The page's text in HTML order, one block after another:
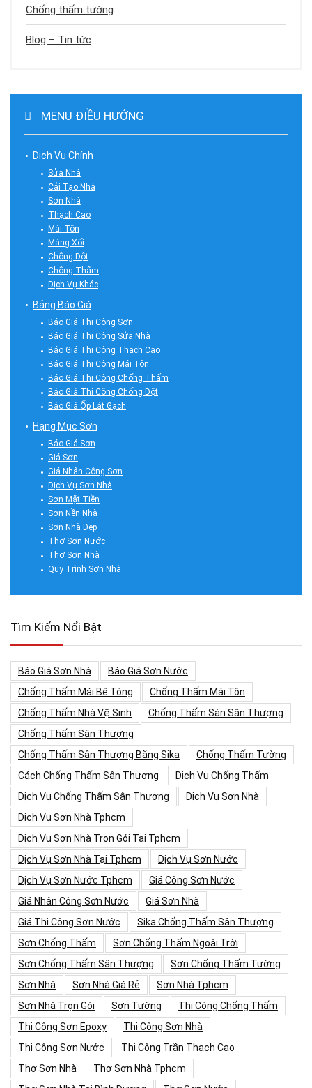
Chống thấm tường
Blog – Tin tức
MENU ĐIỀU HƯỚNG
Dịch Vụ Chính
Sửa Nhà
Cải Tạo Nhà
Sơn Nhà
Thạch Cao
Mái Tôn
Máng Xối
Chống Dột
Chống Thấm
Dịch Vụ Khác
Bảng Báo Giá
Báo Giá Thi Công Sơn
Báo Giá Thi Công Sửa Nhà
Báo Giá Thi Công Thạch Cao
Báo Giá Thi Công Mái Tôn
Báo Giá Thi Công Chống Thấm
Báo Giá Thi Công Chống Dột
Báo Giá Ốp Lát Gạch
Hạng Mục Sơn
Báo Giá Sơn
Giá Sơn
Giá Nhân Công Sơn
Dịch Vụ Sơn Nhà
Sơn Mặt Tiền
Sơn Nền Nhà
Sơn Nhà Đẹp
Thợ Sơn Nước
Thợ Sơn Nhà
Quy Trình Sơn Nhà
Tìm Kiếm Nổi Bật
Báo Giá Sơn Nhà
Báo Giá Sơn Nước
Chống Thấm Mái Bê Tông
Chống Thấm Mái Tôn
Chống Thấm Nhà Vệ Sinh
Chống Thấm Sàn Sân Thượng
Chống Thấm Sân Thượng
Chống Thấm Sân Thượng Bằng Sika
Chống Thấm Tường
Cách Chống Thấm Sân Thượng
Dịch Vụ Chống Thấm
Dịch Vụ Chống Thấm Sân Thượng
Dịch Vụ Sơn Nhà
Dịch Vụ Sơn Nhà Tphcm
Dịch Vụ Sơn Nhà Trọn Gói Tại Tphcm
Dịch Vụ Sơn Nhà Tại Tphcm
Dịch Vụ Sơn Nước
Dịch Vụ Sơn Nước Tphcm
Giá Công Sơn Nước
Giá Nhân Công Sơn Nước
Giá Sơn Nhà
Giá Thi Công Sơn Nước
Sika Chống Thấm Sân Thượng
Sơn Chống Thấm
Sơn Chống Thấm Ngoài Trời
Sơn Chống Thấm Sân Thượng
Sơn Chống Thấm Tường
Sơn Nhà
Sơn Nhà Giá Rẻ
Sơn Nhà Tphcm
Sơn Nhà Trọn Gói
Sơn Tường
Thi Công Chống Thấm
Thi Công Sơn Epoxy
Thi Công Sơn Nhà
Thi Công Sơn Nước
Thi Công Trần Thạch Cao
Thợ Sơn Nhà
Thợ Sơn Nhà Tphcm